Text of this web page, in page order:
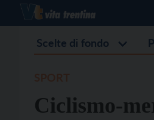
Scelte di fondo
Ciclismo-